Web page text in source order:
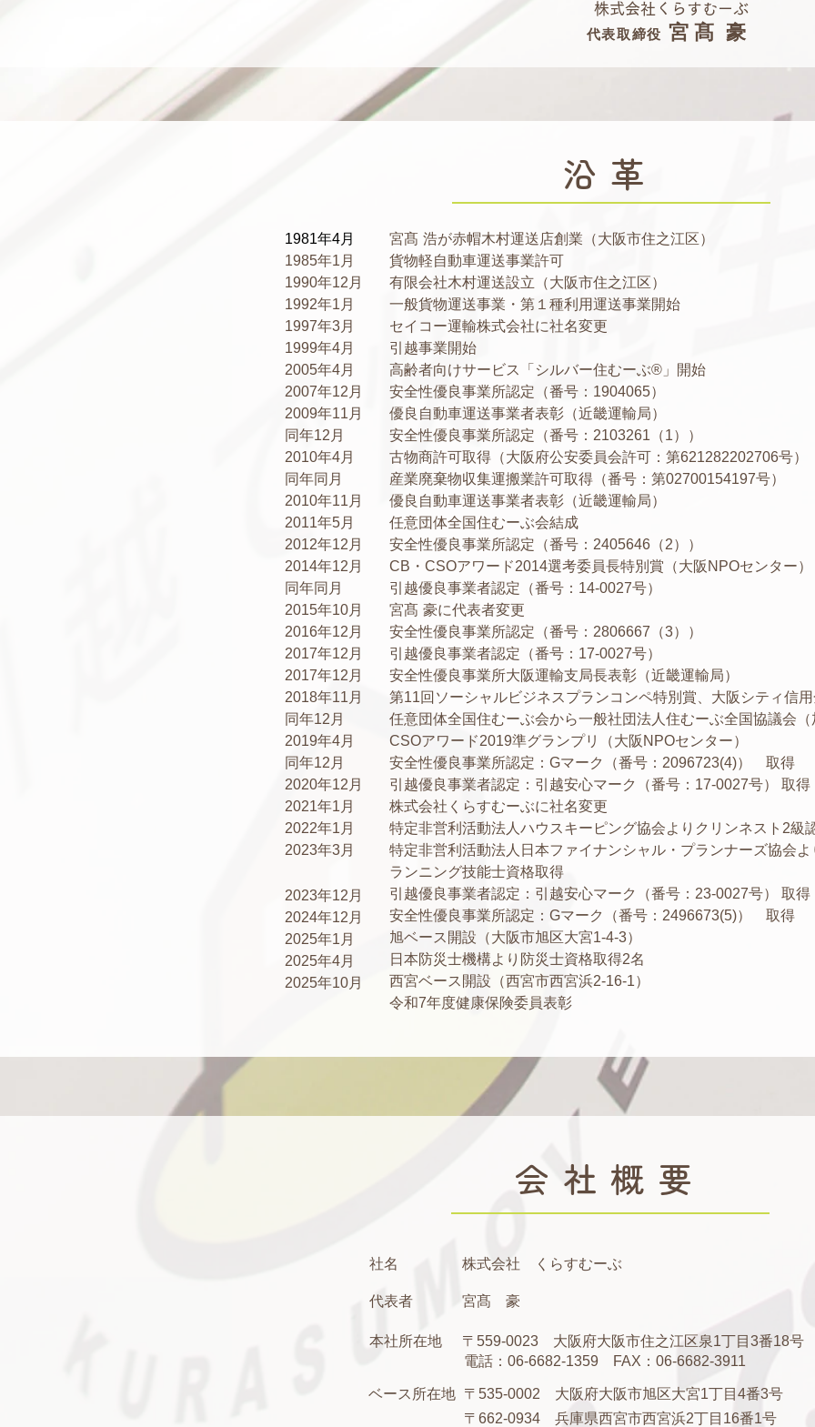
株式会社くらすむーぶ
代表取締役 宮髙 豪
沿革
宮髙 浩が赤帽木村運送店創業（大阪市住之江区）
貨物軽自動車運送事業許可
有限会社木村運送設立（大阪市住之江区）
一般貨物運送事業・第１種利用運送事業開始
セイコー運輸株式会社に社名変更
引越事業開始
高齢者向けサービス「シルバー住むーぶ®」開始
安全性優良事業所認定（番号：1904065）
優良自動車運送事業者表彰（近畿運輸局）
安全性優良事業所認定（番号：2103261（1））
古物商許可取得（大阪府公安委員会許可：第621282202706号）
産業廃棄物収集運搬業許可取得（番号：第02700154197号）
優良自動車運送事業者表彰（近畿運輸局）
任意団体全国住むーぶ会結成
安全性優良事業所認定（番号：2405646（2））
CB・CSOアワード2014選考委員長特別賞（大阪NPOセンター）
引越優良事業者認定（番号：14-0027号）
宮髙 豪に代表者変更
安全性優良事業所認定（番号：2806667（3））
引越優良事業者認定（番号：17-0027号）
安全性優良事業所大阪運輸支局長表彰（近畿運輸局）
第11回ソーシャルビジネスプランコンペ特別賞、大阪シティ信
任意団体全国住むーぶ会から一般社団法人住むーぶ全国協議会
CSOアワード2019準グランプリ（大阪NPOセンター）
安全性優良事業所認定：Gマーク（番号：2096723(4)） 取得
引越優良事業者認定：引越安心マーク（番号：17-0027号） 取得
株式会社くらすむーぶに社名変更
特定非営利活動法人ハウスキーピング協会よりクリンネスト2級
特定非営利活動法人日本ファイナンシャル・プランナーズ協会
ランニング技能士資格取得
引越優良事業者認定：引越安心マーク（番号：23-0027号） 取得
安全性優良事業所認定：Gマーク（番号：2496673(5)） 取得
​旭ベース開設（大阪市旭区大宮1-4-3）
​日本防災士機構より防災士資格取得2名
​西宮ベース開設（西宮市西宮浜2-16-1）
令和7年度健康保険委員表彰
同年同月
同年12月
1981年4月
2005年4月
1985年1月
1990年12月
1992年1月
1997年3月
1999年4月
2007年12月
2009年11月
2011年5月
2010年4月
同年同月
2010年11月
2012年12月
2014年12月
2015年10月
2016年12月
2017年12月
2017年12月
2018年11月
2019年4月
同年12月
同年12月
2020年12月
2021年1月
2022年1月
2023年3月
2025年1月
2025年4月
2023年12月
2024年12月
2025年10月
会社概要
社名 株式会社 くらすむーぶ
代表者 宮髙 豪
本社所在地 〒559-0023 大阪府大阪市住之江区泉1丁目3番18号
電話：06-6682-1359 FAX：06-6682-3911
ベース所在地 〒535-0002 大阪府大阪市旭区大宮1丁目4番3号
〒662-0934 兵庫県西宮市西宮浜2丁目16番1号